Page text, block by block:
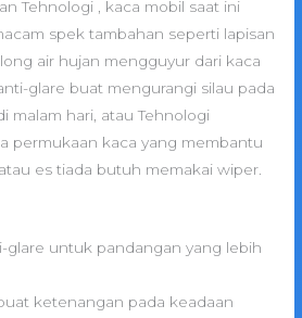
Tehnologi , kaca mobil saat ini
spek tambahan seperti lapisan
air hujan mengguyur dari kaca
glare buat mengurangi silau pada
malam hari, atau Tehnologi
permukaan kaca yang membantu
es tiada butuh memakai wiper.
glare untuk pandangan yang lebih
ketenangan pada keadaan